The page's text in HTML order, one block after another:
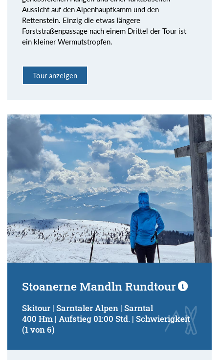
Aussicht auf den Alpenhauptkamm und den
Rettenstein. Einzig die etwas längere
Forststraßenpassage nach einem Drittel der Tour ist
ein kleiner Wermutstropfen.
Tour anzeigen
Stoanerne Mandln Rundtour
Skitour | Sarntaler Alpen | Sarntal
400 Hm | Aufstieg 01:00 Std. | Schwierigkeit
(1 von 6)